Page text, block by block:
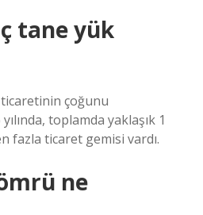
tane yük
çoğunu
toplamda yaklaşık 1
fazla ticaret gemisi vardı.
ne